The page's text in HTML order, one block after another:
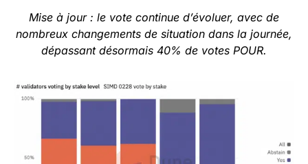
Mise à jour : le vote continue d’évoluer, avec de
nombreux changements de situation dans la journée,
dépassant désormais 40% de votes POUR.